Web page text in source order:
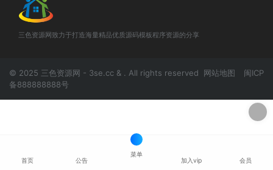
三色资源网致力于打造海量精品优质源码模板程序资源的分享
© 2025 三色资源网 - 3se.cc & . All rights reserved 网站地图
闽ICP
备888888888号
首页 公告
菜单
加入vip
会员